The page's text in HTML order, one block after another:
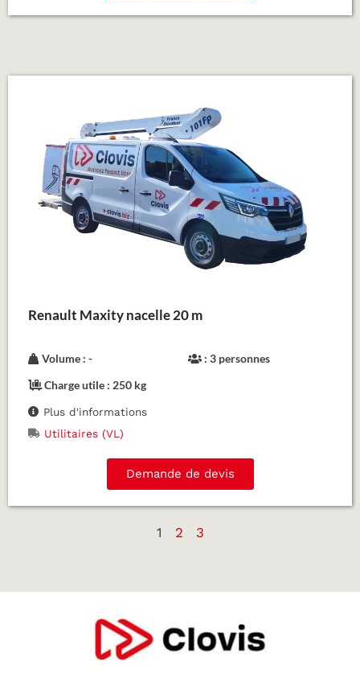
Renault Maxity nacelle 20 m
Volume : - : 3 personnes
Charge utile : 250 kg
Plus d'informations
Utilitaires (VL)
Demande de devis
1 2 3